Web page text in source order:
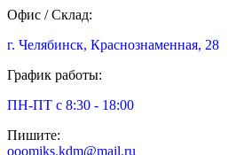
Офис / Склад:
г. Челябинск, Краснознаменная, 28
График работы:
ПН-ПТ с 8:30 - 18:00
Пишите:
ooomiks.kdm@mail.ru